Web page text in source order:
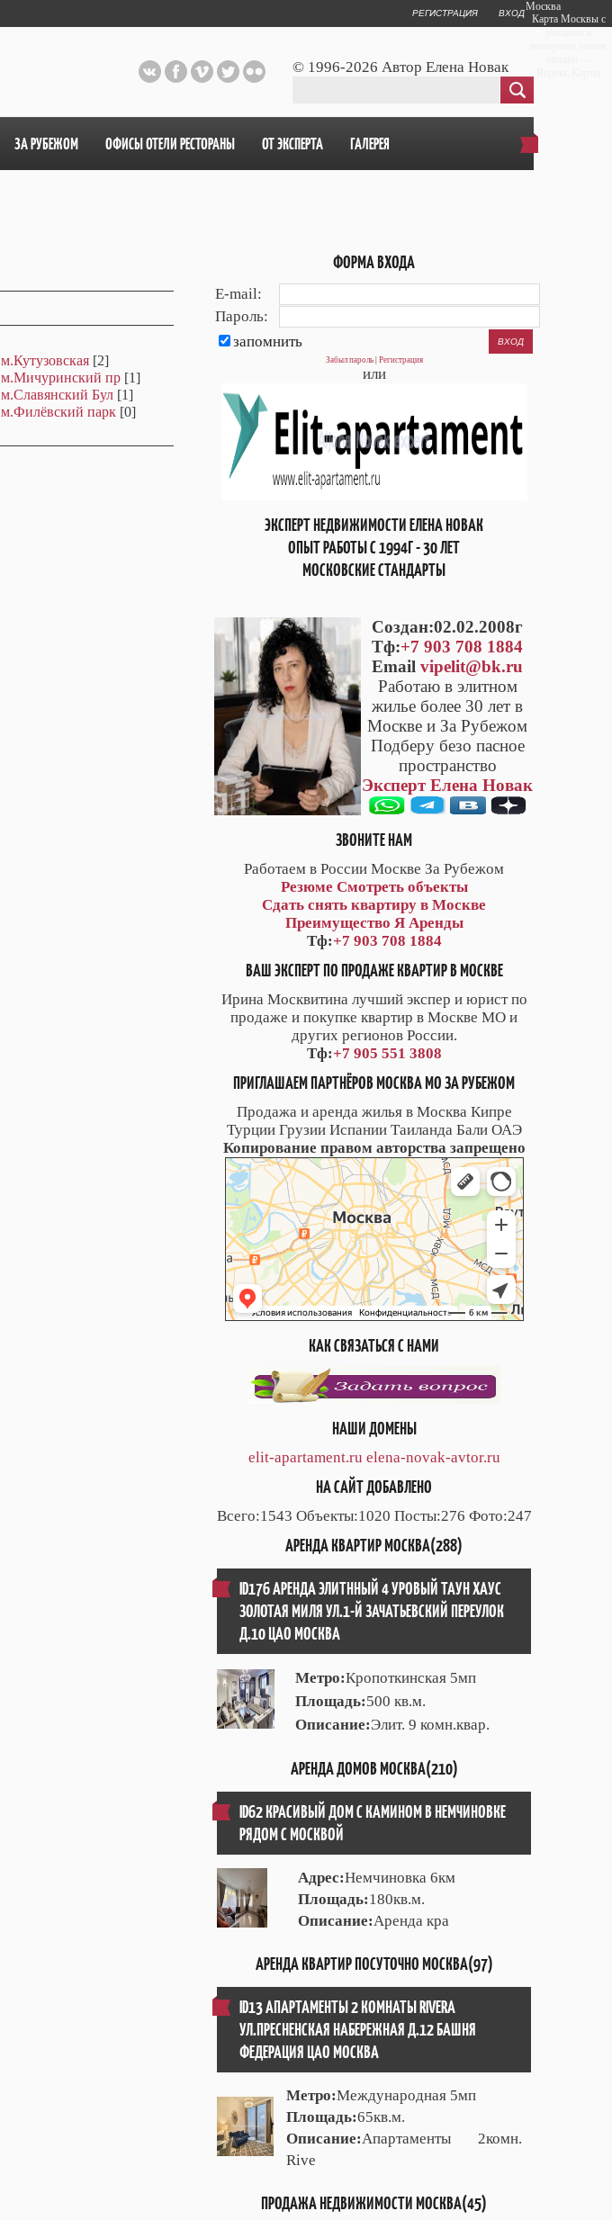
РЕГИСТРАЦИЯ ВХОД
© 1996-2026 Автор Елена Новак
ЗА РУБЕЖОМ ОФИСЫ ОТЕЛИ РЕСТОРАНЫ ОТ ЭКСПЕРТА ГАЛЕРЕЯ
м.Кутузовская [2]
м.Мичуринский пр [1]
м.Славянский Бул [1]
м.Филёвский парк [0]
ФОРМА ВХОДА
E-mail:
Пароль:
запомнить
Забыл пароль| Регистрация
или
ЭКСПЕРТ НЕДВИЖИМОСТИ ЕЛЕНА НОВАК
ОПЫТ РАБОТЫ С 1994Г - 30 ЛЕТ
МОСКОВСКИЕ СТАНДАРТЫ
Cоздан:02.02.2008г
Тф:+7 903 708 1884
Emailvipelit@bk.ru
Работаю в элитном
жилье более 30 лет в
Москве и За Рубежом
Подберу безо пасное
пространство
Эксперт Елена Новак
ЗВОНИТЕ НАМ
Работаем в России Москве За Рубежом
Резюме Смотреть объекты
Сдать снять квартиру в Москве
Преимущество Я Аренды
Тф:+7 903 708 1884
ВАШ ЭКСПЕРТ ПО ПРОДАЖЕ КВАРТИР В МОСКВЕ
Ирина Москвитина лучший экспер и юрист по
продаже и покупке квартир в Москве МО и
других регионов России.
Тф:+7 905 551 3808
ПРИГЛАШАЕМ ПАРТНЁРОВ МОСКВА МО ЗА РУБЕЖОМ
Продажа и аренда жилья в Москва Кипре
Турции Грузии Испании Таиланда Бали ОАЭ
Копирование правом авторства запрещено
Москва
Карта Москвы с
КАК СВЯЗАТЬСЯ С НАМИ
НАШИ ДОМЕНЫ
elit-apartament.ru elena-novak-avtor.ru
НА САЙТ ДОБАВЛЕНО
Всего:1543 Объекты:1020 Посты:276 Фото:247
АРЕНДА КВАРТИР МОСКВА(288)
ID176 АРЕНДА ЭЛИТННЫЙ 4 УРОВЫЙ ТАУН ХАУС
ЗОЛОТАЯ МИЛЯ УЛ.1-Й ЗАЧАТЬЕВСКИЙ ПЕРЕУЛОК
Д.10 ЦАО МОСКВА
Метро:Кропоткинская 5мп
Площадь:500 кв.м.
Описание:Элит. 9 комн.квар.
АРЕНДА ДОМОВ МОСКВА(210)
ID62 КРАСИВЫЙ ДОМ С КАМИНОМ В НЕМЧИНОВКЕ
РЯДОМ С МОСКВОЙ
Адрес:Немчиновка 6км
Площадь:180кв.м.
Описание:Аренда кра
АРЕНДА КВАРТИР ПОСУТОЧНО МОСКВА(97)
ID13 АПАРТАМЕНТЫ 2 КОМНАТЫ RIVERA
УЛ.ПРЕСНЕНСКАЯ НАБЕРЕЖНАЯ Д.12 БАШНЯ
ФЕДЕРАЦИЯ ЦАО МОСКВА
Метро:Международная 5мп
Площадь:65кв.м.
Описание:Апартаменты 2комн.
Rive
ПРОДАЖА НЕДВИЖИМОСТИ МОСКВА(45)